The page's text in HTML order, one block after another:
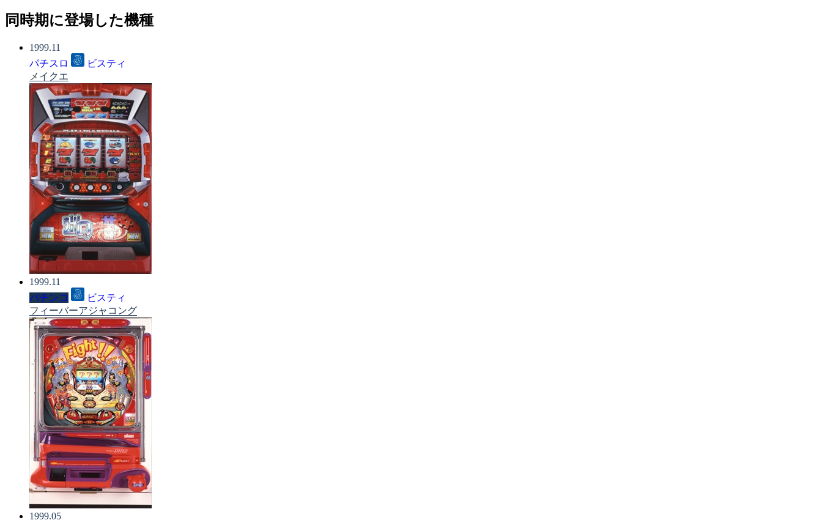
同時期に登場した機種
1999.11
パチスロ
ビスティ
メイクエ
1999.11
パチンコ
ビスティ
フィーバーアジャコング
1999.05